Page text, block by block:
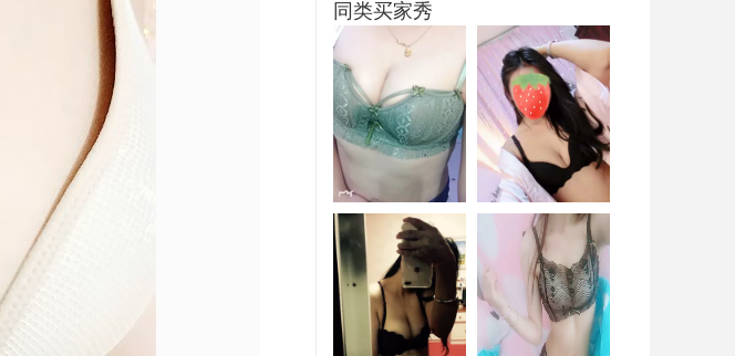
同类买家秀